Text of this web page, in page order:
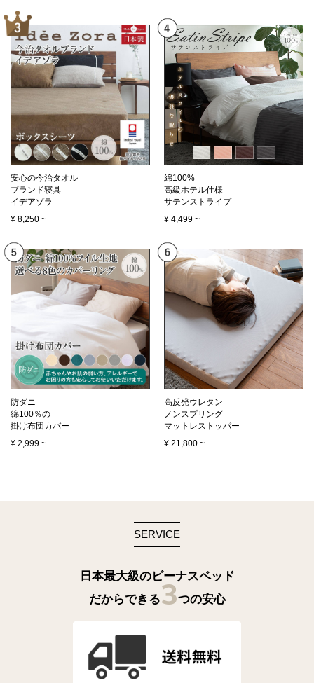
安心の今治タオル
ブランド寝具
イデアゾラ
¥ 8,250 ~
綿100%
高級ホテル仕様
サテンストライプ
¥ 4,499 ~
防ダニ
綿100％の
掛け布団カバー
¥ 2,999 ~
高反発ウレタン
ノンスプリング
マットレストッパー
¥ 21,800 ~
SERVICE
日本最大級のビーナスベッド
だからできる3つの安心